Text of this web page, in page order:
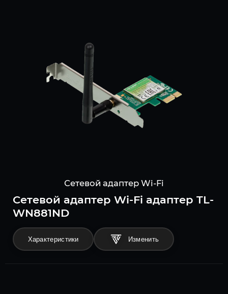
Сетевой адаптер Wi-Fi
Сетевой адаптер Wi-Fi адаптер TL-
WN881ND
Характеристики